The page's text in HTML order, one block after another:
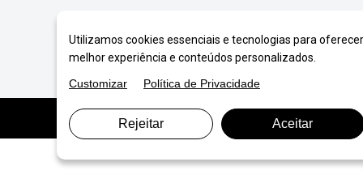
© Copyright 2026. DIVIAMarketing Digital. Todos
Utilizamos cookies essenciais e tecnologias para oferecer
melhor experiência e conteúdos personalizados.
Customizar
Política de Privacidade
Rejeitar Aceitar